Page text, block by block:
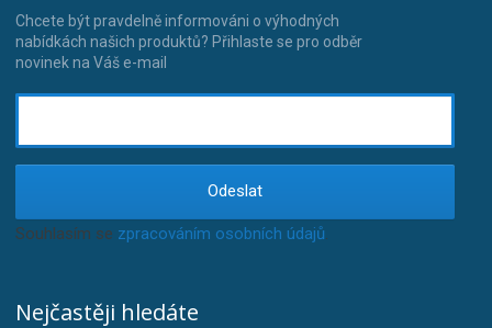
Chcete být pravdelně informováni o výhodných
nabídkách našich produktů? Přihlaste se pro odběr
novinek na Váš e-mail
Odeslat
Souhlasím se zpracováním osobních údajů.
Nejčastěji hledáte